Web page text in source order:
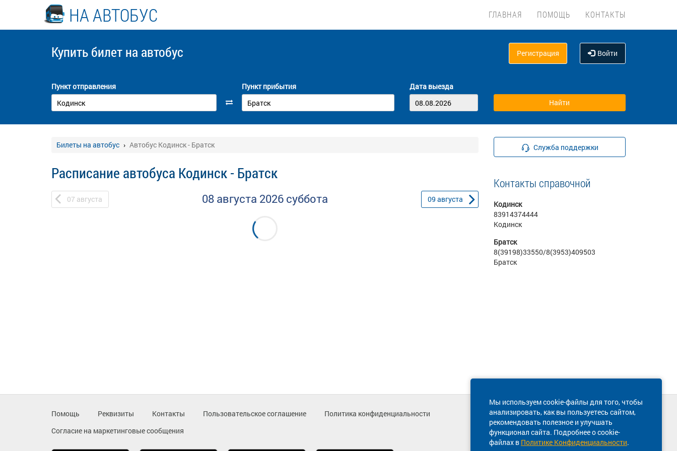
НА АВТОБУС ГЛАВНАЯ ПОМОЩЬ КОНТАКТЫ
Купить билет на автобус Регистрация Войти
Пункт отправления Пункт прибытия Дата выезда
Билеты на автобус Автобус Кодинск - Братск
Расписание автобуса Кодинск - Братск
07 августа 08 августа 2026 суббота 09 августа
Служба поддержки
Контакты справочной
Кодинск
83914374444
Кодинск
Братск
8(39198)33550/8(3953)409503
Братск
Мы используем cookie-файлы для того, чтобы
анализировать, как вы пользуетесь сайтом,
рекомендовать полезное и улучшать
функционал сайта. Подробнее о cookie-
файлах в Политике Конфиденциальности.
Помощь Реквизиты Контакты Пользовательское соглашение
Политика конфиденциальности
Согласие на маркетинговые сообщения
Техническая поддержка сайта
8 800 600-03-38